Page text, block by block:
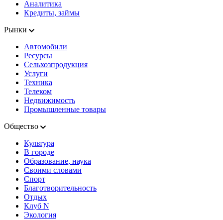
Аналитика
Кредиты, займы
Рынки
Автомобили
Ресурсы
Сельхозпродукция
Услуги
Техника
Телеком
Недвижимость
Промышленные товары
Общество
Культура
В городе
Образование, наука
Своими словами
Спорт
Благотворительность
Отдых
Клуб N
Экология